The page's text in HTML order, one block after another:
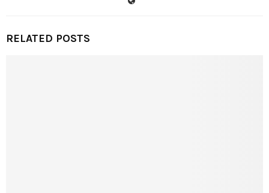
RELATED POSTS